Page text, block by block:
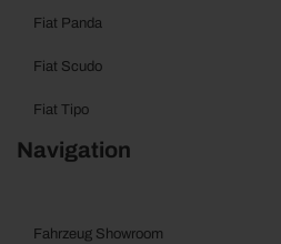
Fiat Panda
Fiat Scudo
Fiat Tipo
Navigation
Fahrzeug Showroom